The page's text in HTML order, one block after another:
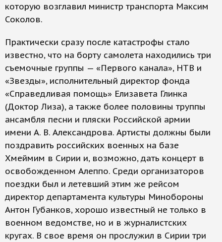
которую возглавил министр транспорта Максим
Соколов.
Практически сразу после катастрофы стало
известно, что на борту самолета находились три
съемочные группы — «Первого канала», НТВ и
«Звезды», исполнительный директор фонда
«Справедливая помощь» Елизавета Глинка
(Доктор Лиза), а также более половины труппы
ансамбля песни и пляски Российской армии
имени А. В. Александрова. Артисты должны были
поздравить российских военных на базе
Хмеймим в Сирии и, возможно, дать концерт в
освобожденном Алеппо. Среди организаторов
поездки был и летевший этим же рейсом
директор департамента культуры Минобороны
Антон Губанков, хорошо известный не только в
военном ведомстве, но и в журналистских
кругах. В свое время он прослужил в Сирии три